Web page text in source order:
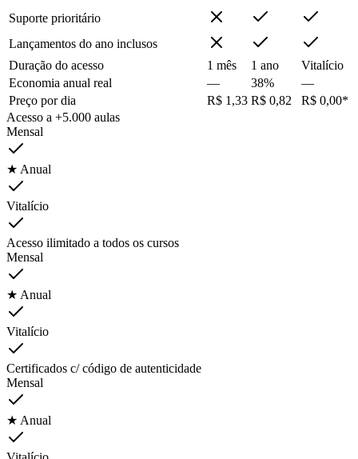
Suporte prioritário
Lançamentos do ano inclusos
Duração do acesso
1 mês 1 ano
Vitalício
Economia anual real
— 38%
—
Preço por dia
R$ 1,33 R$ 0,82
R$ 0,00*
Acesso a +5.000 aulas
Mensal
★ Anual
Vitalício
Acesso ilimitado a todos os cursos
Mensal
★ Anual
Vitalício
Certificados c/ código de autenticidade
Mensal
★ Anual